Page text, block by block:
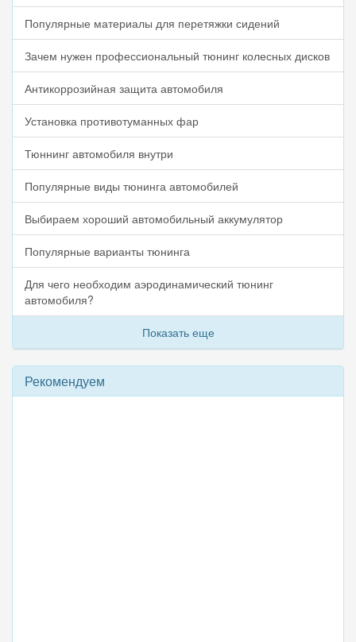
Популярные материалы для перетяжки сидений
Зачем нужен профессиональный тюнинг колесных дисков
Антикоррозийная защита автомобиля
Установка противотуманных фар
Тюннинг автомобиля внутри
Популярные виды тюнинга автомобилей
Выбираем хороший автомобильный аккумулятор
Популярные варианты тюнинга
Для чего необходим аэродинамический тюнинг
автомобиля?
Показать еще
Рекомендуем